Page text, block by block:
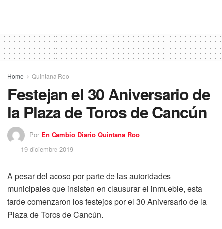
Home Quintana Roo
Festejan el 30 Aniversario de
la Plaza de Toros de Cancún
Por En Cambio Diario Quintana Roo
19 diciembre 2019
A pesar del acoso por parte de las autoridades
municipales que insisten en clausurar el inmueble, esta
tarde comenzaron los festejos por el 30 Aniversario de la
Plaza de Toros de Cancún.